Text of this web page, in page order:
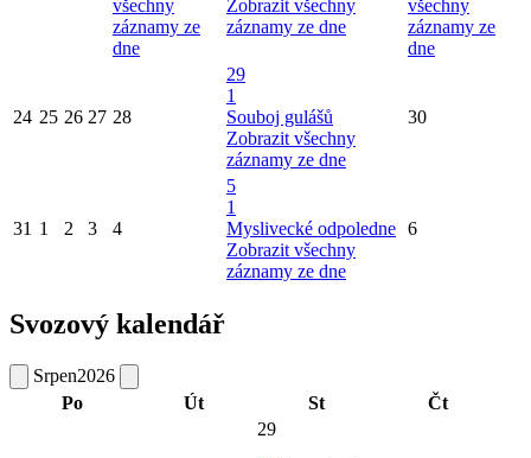
všechny
záznamy ze
dne
Zobrazit všechny
záznamy ze dne
všechny
záznamy ze
dne
24 25 26 27 28
29
1
Souboj gulášů
Zobrazit všechny
záznamy ze dne
30
31 1 2 3 4
5
1
Myslivecké odpoledne
Zobrazit všechny
záznamy ze dne
6
Svozový kalendář
Srpen2026
Po
Út St Čt
29